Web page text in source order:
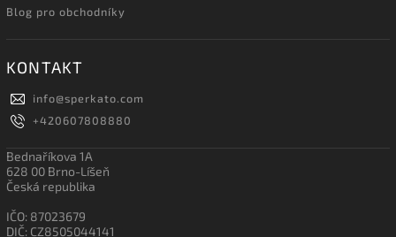
Blog pro obchodníky
KONTAKT
info@sperkato.com
+420607808880
Bednaříkova 1A
628 00 Brno-Líšeň
Česká republika
IČO: 87023679
DIČ: CZ8505044141